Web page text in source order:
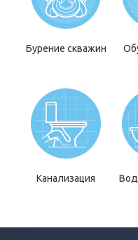
Бурение скважин
Канализация